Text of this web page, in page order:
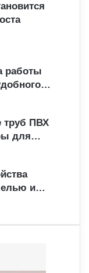
работы
труб ПВХ
для…
и…